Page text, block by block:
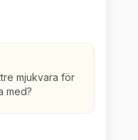
mjukvara för
med?